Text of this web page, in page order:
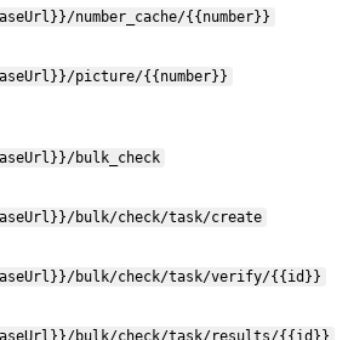
number_cache/{{number}}
picture/{{number}}
bulk_check
bulk/check/task/create
bulk/check/task/verify/{{id}}
bulk/check/task/results/{{id}}